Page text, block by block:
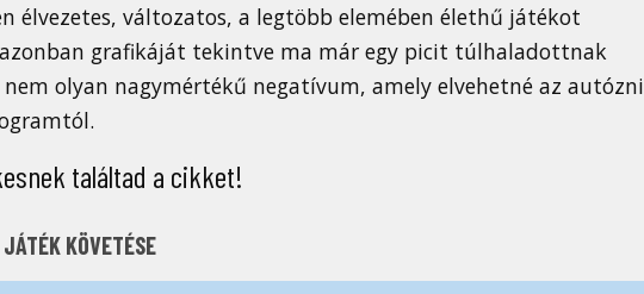
élvezetes, változatos, a legtöbb elemében élethű játékot
grafikáját tekintve ma már egy picit túlhaladottnak
olyan nagymértékű negatívum, amely elvehetné az autózni
találtad a cikket!
JÁTÉK KÖVETÉSE